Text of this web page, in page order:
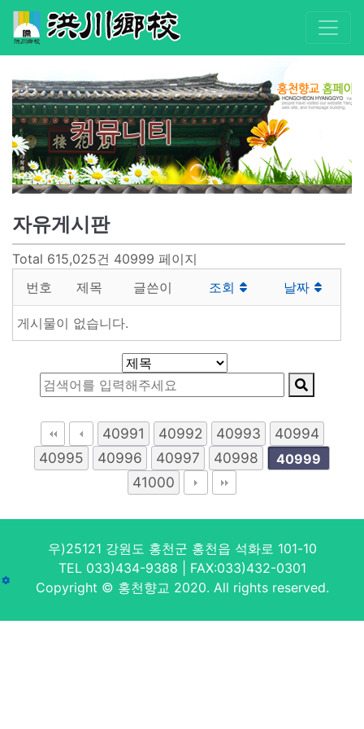
커뮤니티
자유게시판
Total 615,025건 40999 페이지
번호
제목 글쓴이 조회 날짜
게시물이 없습니다.
40991 40992 40993
40994
40995
40996 40997 40998 40999
41000
우)25121 강원도 홍천군 홍천읍 석화로 101-10
TEL 033)434-9388 | FAX:033)432-0301
Copyright © 홍천향교 2020. All rights reserved.